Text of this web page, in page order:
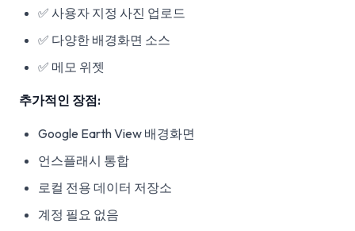
✅ 사용자 지정 사진 업로드
✅ 다양한 배경화면 소스
✅ 메모 위젯
추가적인 장점:
Google Earth View 배경화면
언스플래시 통합
로컬 전용 데이터 저장소
계정 필요 없음